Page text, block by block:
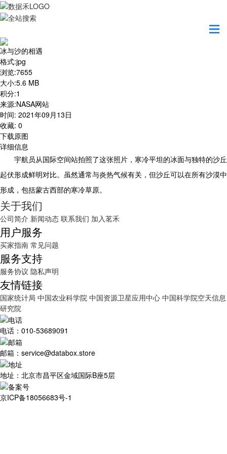
冰与沙的相遇
格式:jpg
浏览:7655
大小:5.6 MB
积分:1
来源:NASA网站
时间: 2021年09月13日
收藏: 0
下载原图
详细信息
宇航员从国际空间站拍照了这张照片，寒冷平坦的冰面与独特的沙丘
起伏形成鲜明对比。虽然通常与炎热气候有关，但沙丘可以在所有沙漠中
形成，包括蒙古西部的寒冷草原。
关于我们
公司简介 新闻动态 联系我们 加入茗禾
用户服务
买家指南 常见问题
服务支持
服务协议 隐私声明
友情链接
国家统计局 中国农业科学院 中国资源卫星应用中心 中国科学院空天信息
研究院
电话：010-53689091
邮箱：service@databox.store
地址：北京市昌平区金域国际B座5层
京ICP备18056683号-1